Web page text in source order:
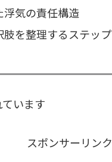
気の責任構造
を整理するステップ
います
スポンサーリンク